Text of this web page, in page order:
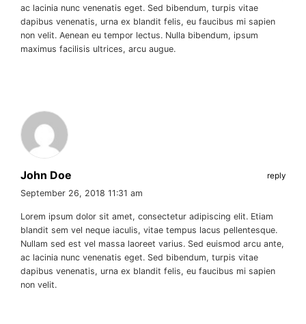
ac lacinia nunc venenatis eget. Sed bibendum, turpis vitae
dapibus venenatis, urna ex blandit felis, eu faucibus mi sapien
non velit. Aenean eu tempor lectus. Nulla bibendum, ipsum
maximus facilisis ultrices, arcu augue.
John Doe reply
September 26, 2018 11:31 am
Lorem ipsum dolor sit amet, consectetur adipiscing elit. Etiam
blandit sem vel neque iaculis, vitae tempus lacus pellentesque.
Nullam sed est vel massa laoreet varius. Sed euismod arcu ante,
ac lacinia nunc venenatis eget. Sed bibendum, turpis vitae
dapibus venenatis, urna ex blandit felis, eu faucibus mi sapien
non velit.